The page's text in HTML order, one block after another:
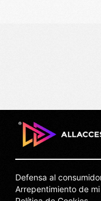
Arrepentimiento de
Defensa al